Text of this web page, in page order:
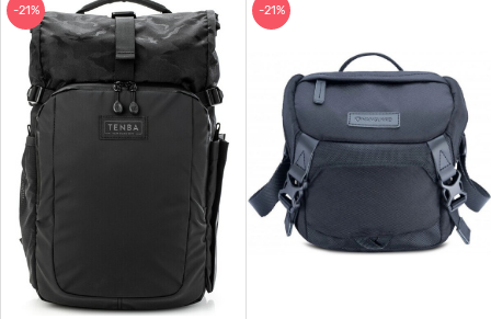
-21% -21%